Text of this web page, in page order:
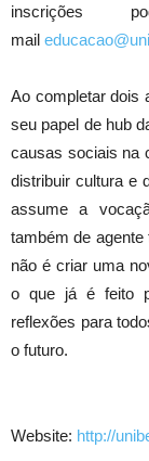
mail
Ao completar dois
seu papel de hub
causas sociais na
distribuir cultura e
assume a
também de agente
não é criar uma
o que já é feito
reflexões para
o futuro.
Website: http://